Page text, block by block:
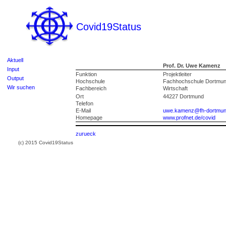
Covid19Status
Aktuell
Input
Output
Wir suchen
Prof. Dr. Uwe Kamenz
Funktion
Projektleiter
Hochschule
Fachhochschule
Fachbereich
Wirtschaft
Ort
44227 Dortmund
Telefon
E-Mail
uwe.kamenz@fh-
Homepage
www.profnet.de/covid
zurueck
(c) 2015 Covid19Status